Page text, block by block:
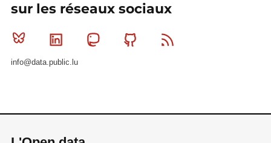
sur les réseaux sociaux
Bluesky Linkedin MastodonGithub
info@data.public.lu